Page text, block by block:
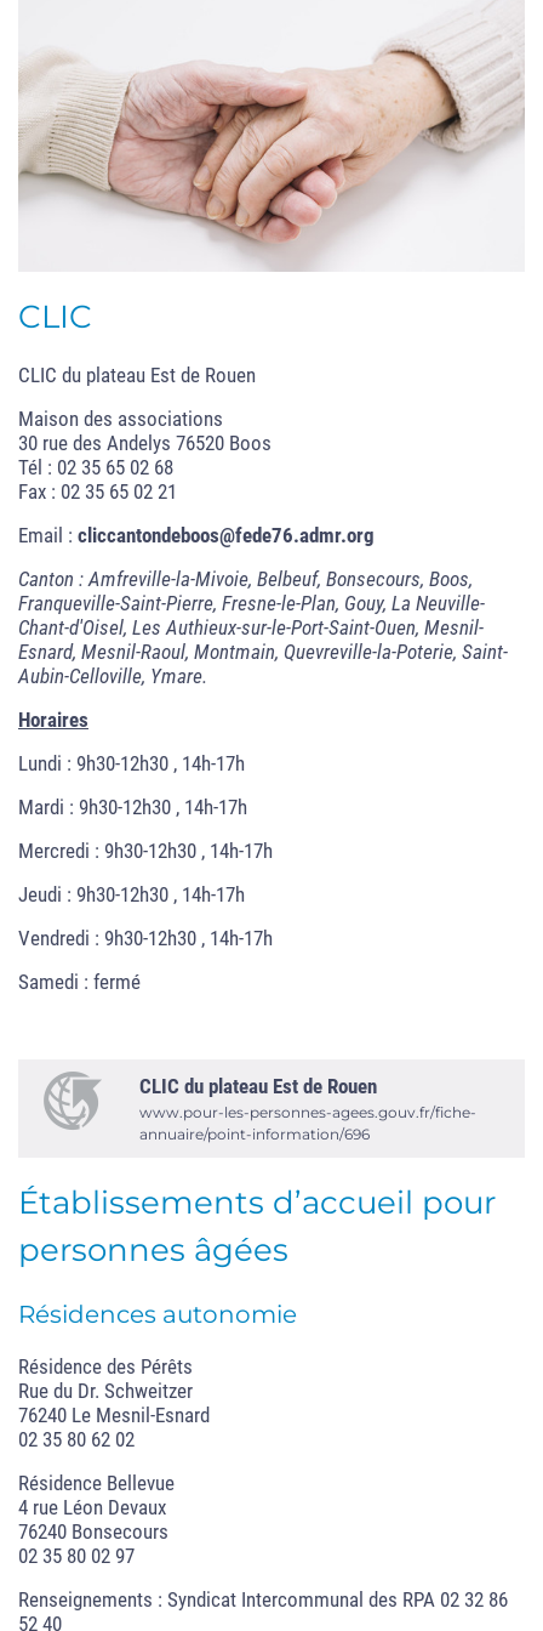
CLIC
CLIC du plateau Est de Rouen
Maison des associations
30 rue des Andelys 76520 Boos
Tél : 02 35 65 02 68
Fax : 02 35 65 02 21
Email : cliccantondeboos@fede76.admr.org
Canton : Amfreville-la-Mivoie, Belbeuf, Bonsecours, Boos,
Franqueville-Saint-Pierre, Fresne-le-Plan, Gouy, La Neuville-
Chant-d'Oisel, Les Authieux-sur-le-Port-Saint-Ouen, Mesnil-
Esnard, Mesnil-Raoul, Montmain, Quevreville-la-Poterie, Saint-
Aubin-Celloville, Ymare.
Horaires
Lundi : 9h30-12h30 , 14h-17h
Mardi : 9h30-12h30 , 14h-17h
Mercredi : 9h30-12h30 , 14h-17h
Jeudi : 9h30-12h30 , 14h-17h
Vendredi : 9h30-12h30 , 14h-17h
Samedi : fermé
CLIC du plateau Est de Rouen
www.pour-les-personnes-agees.gouv.fr/fiche-
annuaire/point-information/696
Établissements d’accueil pour
personnes âgées
Résidences autonomie
Résidence des Pérêts
Rue du Dr. Schweitzer
76240 Le Mesnil-Esnard
02 35 80 62 02
Résidence Bellevue
4 rue Léon Devaux
76240 Bonsecours
02 35 80 02 97
Renseignements : Syndicat Intercommunal des RPA 02 32 86
52 40